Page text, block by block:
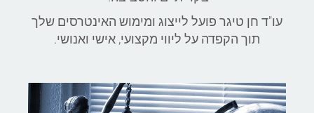
עו"ד חן טיגר פועל לייצוג ומימוש האינטרסים שלך
תוך הקפדה על ליווי מקצועי, אישי ואנושי.